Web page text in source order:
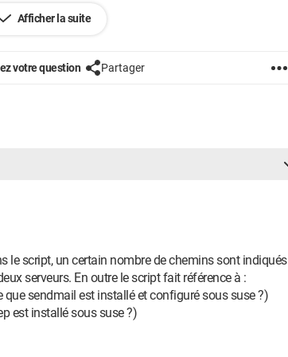
out.$$" 0 1 2 3 15
the Postfix sendmail command.
Afficher la suite
votre question Partager
le script, un certain nombre de chemins sont indiqués
serveurs. En outre le script fait référence à :
sendmail est installé et configuré sous suse ?)
est installé sous suse ?)